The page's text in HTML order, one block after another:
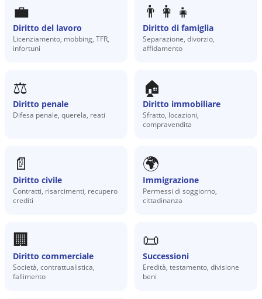
💼
Diritto del lavoro
Licenziamento, mobbing, TFR,
infortuni
👨‍👩‍👧
Diritto di famiglia
Separazione, divorzio,
affidamento
⚖️
Diritto penale
Difesa penale, querela, reati
🏠
Diritto immobiliare
Sfratto, locazioni,
compravendita
📄
Diritto civile
Contratti, risarcimenti, recupero
crediti
🌍
Immigrazione
Permessi di soggiorno,
cittadinanza
🏢
Diritto commerciale
Società, contrattualistica,
fallimento
📜
Successioni
Eredità, testamento, divisione
beni